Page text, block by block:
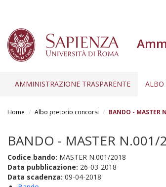
AMMINISTRAZIONE TRASPARENTE ALBO
Home Albo pretorio concorsi BANDO - MASTER
BANDO - MASTER
Codice bando: MASTER N.001/2018
Data pubblicazione: 26-03-2018
Data scadenza: 09-04-2018